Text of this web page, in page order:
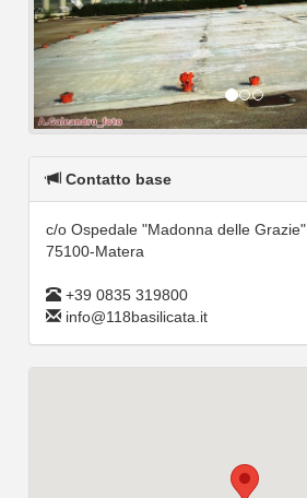
Contatto base
c/o Ospedale "Madonna delle Grazie"
75100-Matera
+39 0835 319800
info@118basilicata.it